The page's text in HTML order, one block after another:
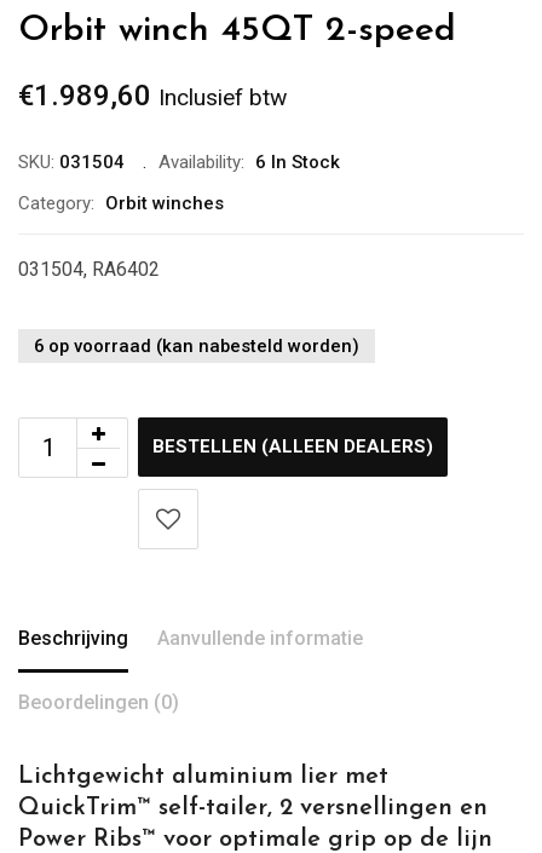
Orbit winch 45QT 2-speed
€1.989,60 Inclusief btw
SKU: 031504 Availability:
6 In Stock
Category:
Orbit winches
031504, RA6402
6 op voorraad (kan nabesteld worden)
BESTELLEN (ALLEEN DEALERS)
Beschrijving Aanvullende informatie
Beoordelingen (0)
Lichtgewicht aluminium lier met
QuickTrim™ self-tailer, 2 versnellingen en
Power Ribs™ voor optimale grip op de lijn